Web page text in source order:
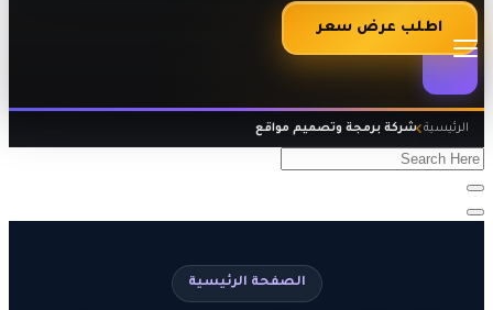
اطلب عرض سعر
الرئيسية شركة برمجة وتصميم مواقع
الصفحة الرئيسية